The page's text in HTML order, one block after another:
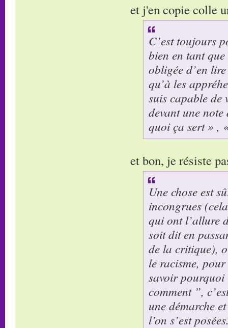
et j'en copie colle
C’est toujours
bien en tant
obligée d’en
qu’à les
suis capable de
devant une
quoi ça sert » ,
et bon, je résiste
Une chose est
incongrues
qui ont l’allure
soit dit en
de la critique),
le racisme,
savoir pourquoi
comment ”,
une démarche
l’on s’est